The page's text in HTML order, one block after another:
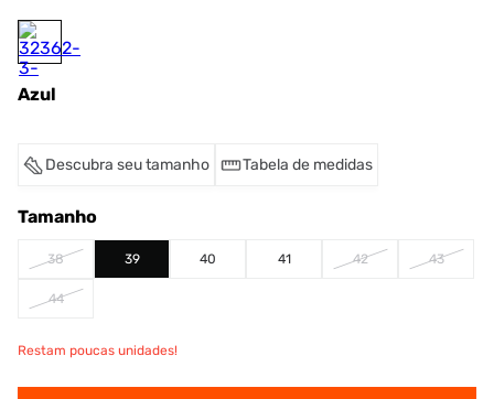
Azul
Descubra seu tamanho Tabela de medidas
Tamanho
38 39 40 41 42 43
44
Restam poucas unidades!